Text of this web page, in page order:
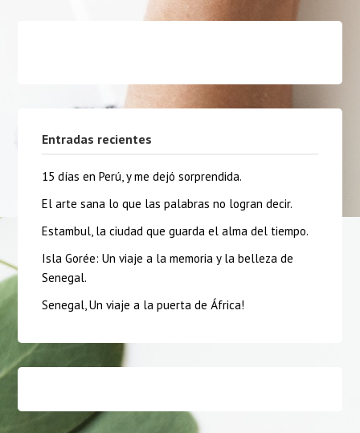
Entradas recientes
15 días en Perú, y me dejó sorprendida.
El arte sana lo que las palabras no logran decir.
Estambul, la ciudad que guarda el alma del tiempo.
Isla Gorée: Un viaje a la memoria y la belleza de
Senegal.
Senegal, Un viaje a la puerta de África!